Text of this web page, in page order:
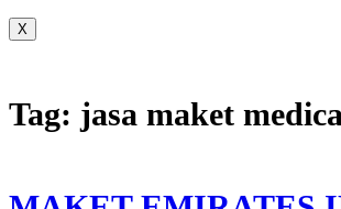
X
Tag: jasa maket